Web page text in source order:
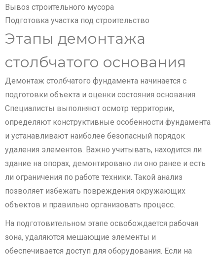
Вывоз строительного мусора
Подготовка участка под строительство
Этапы демонтажа
столбчатого основания
Демонтаж столбчатого фундамента начинается с
подготовки объекта и оценки состояния основания.
Специалисты выполняют осмотр территории,
определяют конструктивные особенности фундамента
и устанавливают наиболее безопасный порядок
удаления элементов. Важно учитывать, находится ли
здание на опорах, демонтировано ли оно ранее и есть
ли ограничения по работе техники. Такой анализ
позволяет избежать повреждения окружающих
объектов и правильно организовать процесс.
На подготовительном этапе освобождается рабочая
зона, удаляются мешающие элементы и
обеспечивается доступ для оборудования. Если на